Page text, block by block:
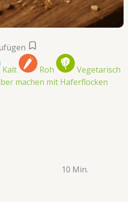
Kalt Roh
Vegetarisch
machen mit Haferflocken
10 Min.